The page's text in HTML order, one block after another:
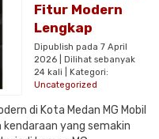
Fitur Modern
Lengkap
Dipublish pada 7 April
2026 | Dilihat sebanyak
24 kali | Kategori:
Uncategorized
di Kota Medan MG Mobil
kendaraan yang semakin